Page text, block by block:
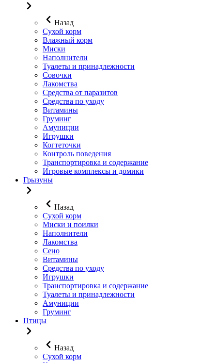
Назад
Сухой корм
Влажный корм
Миски
Наполнители
Туалеты и принадлежности
Совочки
Лакомства
Средства от паразитов
Средства по уходу
Витамины
Груминг
Амуниции
Игрушки
Когтеточки
Контроль поведения
Транспортировка и содержание
Игровые комплексы и домики
Грызуны
Назад
Сухой корм
Миски и поилки
Наполнители
Лакомства
Сено
Витамины
Средства по уходу
Игрушки
Транспортировка и содержание
Туалеты и принадлежности
Амуниции
Груминг
Птицы
Назад
Сухой корм